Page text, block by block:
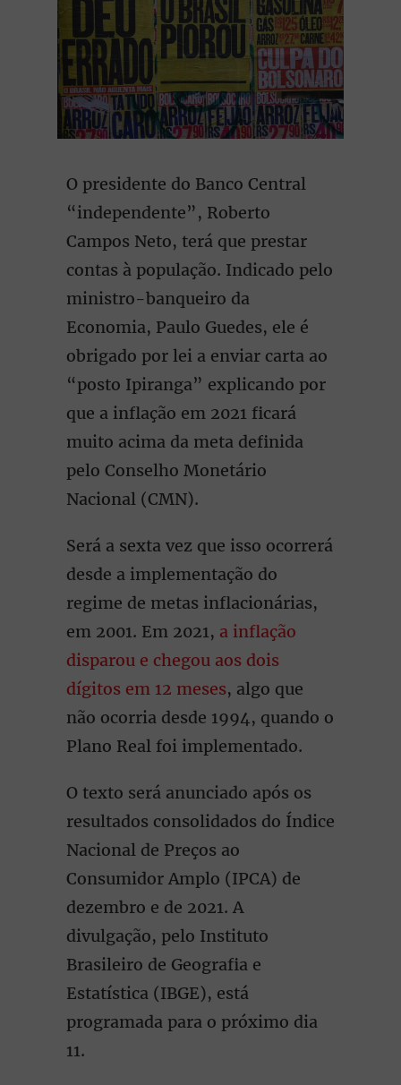
O presidente do Banco Central
“independente”, Roberto
Campos Neto, terá que prestar
contas à população. Indicado pelo
ministro-banqueiro da
Economia, Paulo Guedes, ele é
obrigado por lei a enviar carta ao
“posto Ipiranga” explicando por
que a inflação em 2021 ficará
muito acima da meta definida
pelo Conselho Monetário
Nacional (CMN).
Será a sexta vez que isso ocorrerá
desde a implementação do
regime de metas inflacionárias,
em 2001. Em 2021, a inflação
disparou e chegou aos dois
dígitos em 12 meses, algo que
não ocorria desde 1994, quando o
Plano Real foi implementado.
O texto será anunciado após os
resultados consolidados do Índice
Nacional de Preços ao
Consumidor Amplo (IPCA) de
dezembro e de 2021. A
divulgação, pelo Instituto
Brasileiro de Geografia e
Estatística (IBGE), está
programada para o próximo dia
11.